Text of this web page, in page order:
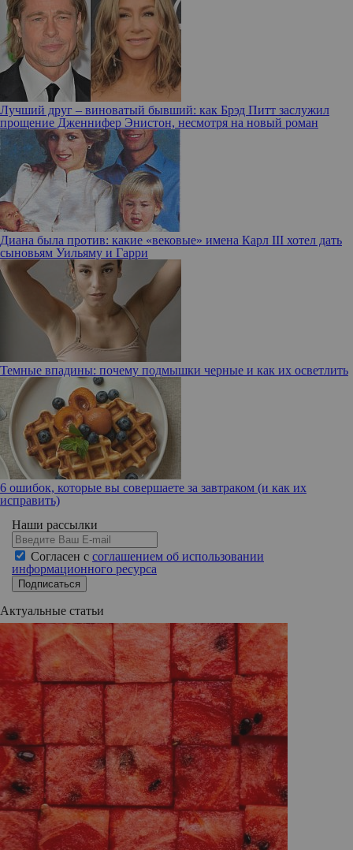
Лучший друг – виноватый бывший: как Брэд Питт заслужил
прощение Дженнифер Энистон, несмотря на новый роман
Диана была против: какие «вековые» имена Карл III хотел дать
сыновьям Уильяму и Гарри
Темные впадины: почему подмышки черные и как их осветлить
6 ошибок, которые вы совершаете за завтраком (и как их
исправить)
Наши рассылки
Согласен с соглашением об использовании
информационного ресурса
Подписаться
Актуальные статьи